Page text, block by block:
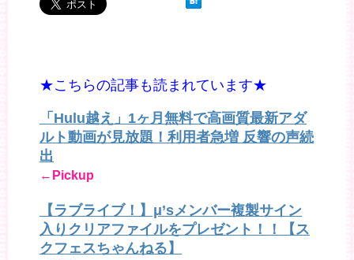
★こちらの記事も読まれています★
「Hulu越え」1ヶ月無料で高画質最新アダ
ルト動画が見放題！利用者急増 反響の声続
出
←Pickup
【ラブライブ！】μ’sメンバー複製サイン
入りクリアファイルをプレゼント！！【ス
クフェスちゃんねる】